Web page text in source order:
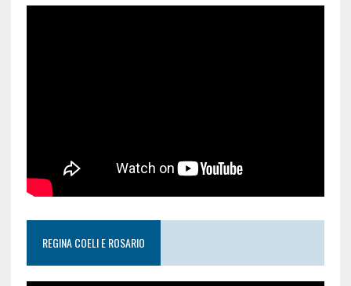
REGINA COELI E ROSARIO